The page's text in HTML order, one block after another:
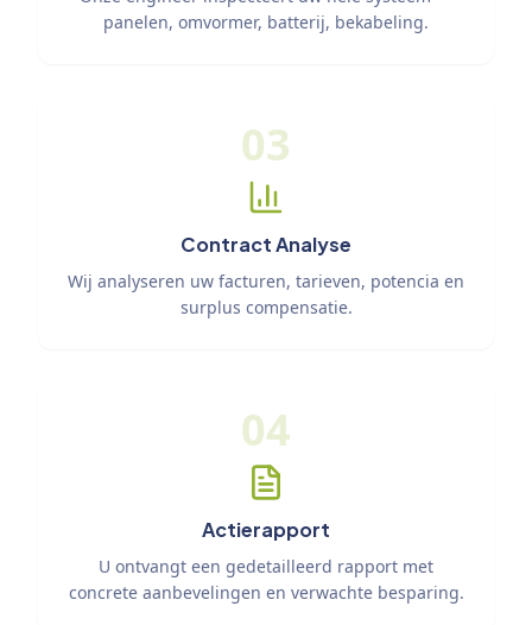
panelen, omvormer, batterij, bekabeling.
03
Contract Analyse
Wij analyseren uw facturen, tarieven, potencia en
surplus compensatie.
04
Actierapport
U ontvangt een gedetailleerd rapport met
concrete aanbevelingen en verwachte besparing.